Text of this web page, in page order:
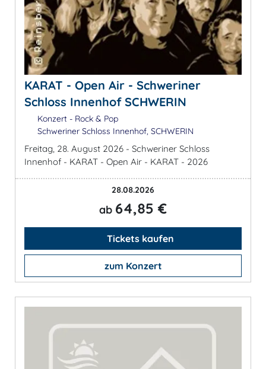
KARAT - Open Air - Schweriner
Schloss Innenhof SCHWERIN
Konzert - Rock & Pop
Schweriner Schloss Innenhof, SCHWERIN
Freitag, 28. August 2026 - Schweriner Schloss
Innenhof - KARAT - Open Air - KARAT - 2026
28.08.2026
ab 64,85 €
Tickets kaufen
zum Konzert